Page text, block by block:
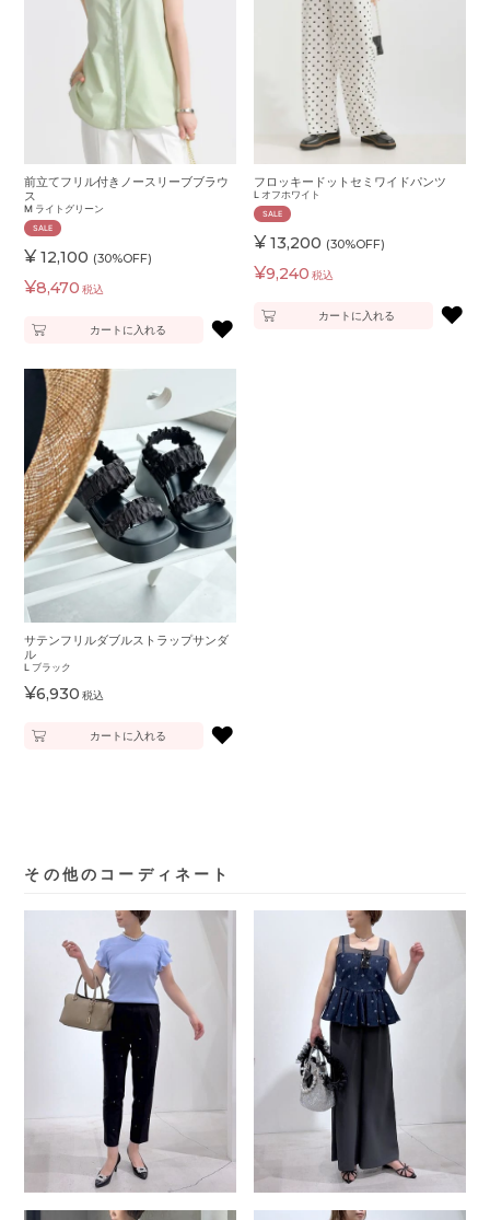
前立てフリル付きノースリーブブラウ
ス
M ライトグリーン
SALE
¥ 12,100 (30%OFF)
¥8,470 税込
カートに入れる ♥
フロッキードットセミワイドパンツ
L オフホワイト
SALE
¥ 13,200 (30%OFF)
¥9,240 税込
カートに入れる ♥
サテンフリルダブルストラップサンダ
ル
L ブラック
¥6,930 税込
カートに入れる ♥
その他のコーディネート